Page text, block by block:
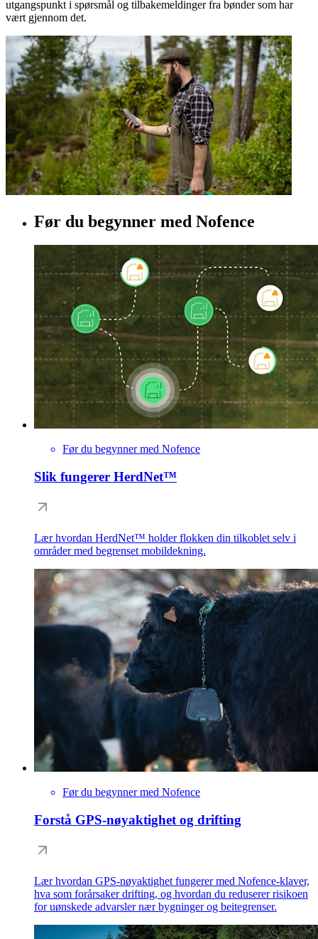
utgangspunkt i spørsmål og tilbakemeldinger fra bønder som har
vært gjennom det.
Før du begynner med Nofence
Før du begynner med Nofence
Slik fungerer HerdNet™
Lær hvordan HerdNet™ holder flokken din tilkoblet selv i
områder med begrenset mobildekning.
Før du begynner med Nofence
Forstå GPS-nøyaktighet og drifting
Lær hvordan GPS-nøyaktighet fungerer med Nofence-klaver,
hva som forårsaker drifting, og hvordan du reduserer risikoen
for uønskede advarsler nær bygninger og beitegrenser.